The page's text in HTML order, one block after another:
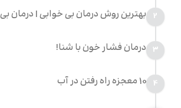
2 بهترین روش درمان بی خوابی | درمان
3 درمان فشار خون با شنا!
4 10 معجزه راه رفتن در آب